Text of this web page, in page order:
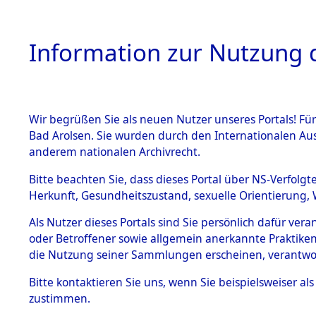
HOME
BESTÄNDE
Inhaftierungsdoku
mente
1.2.9 Beim ITS
verwahrte
1.2.9.1
Effekten aus
0009
Information zur Nutzung
Wir begrüßen Sie als neuen Nutzer unseres Portals!
Bad Arolsen. Sie wurden durch den Internationalen
anderem nationalen Archivrecht.
Bitte beachten Sie, dass dieses Portal über NS-
Herkunft, Gesundheitszustand, sexuelle
Als Nutzer dieses Portals sind Sie persönlich dafür
oder Betroffener sowie allgemein anerkannte
die Nutzung seiner Sammlungen erscheinen,
Bitte kontaktieren Sie uns, wenn Sie beispielsweiser
zustimmen.